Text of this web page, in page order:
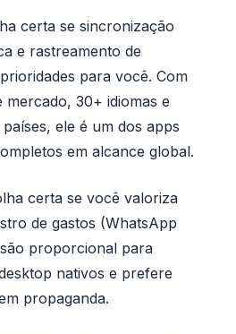
certa se sincronização
e rastreamento de
para você. Com
mercado, 30+ idiomas e
ele é um dos apps
em alcance global.
certa se você valoriza
de gastos (WhatsApp
proporcional para
nativos e prefere
propaganda.